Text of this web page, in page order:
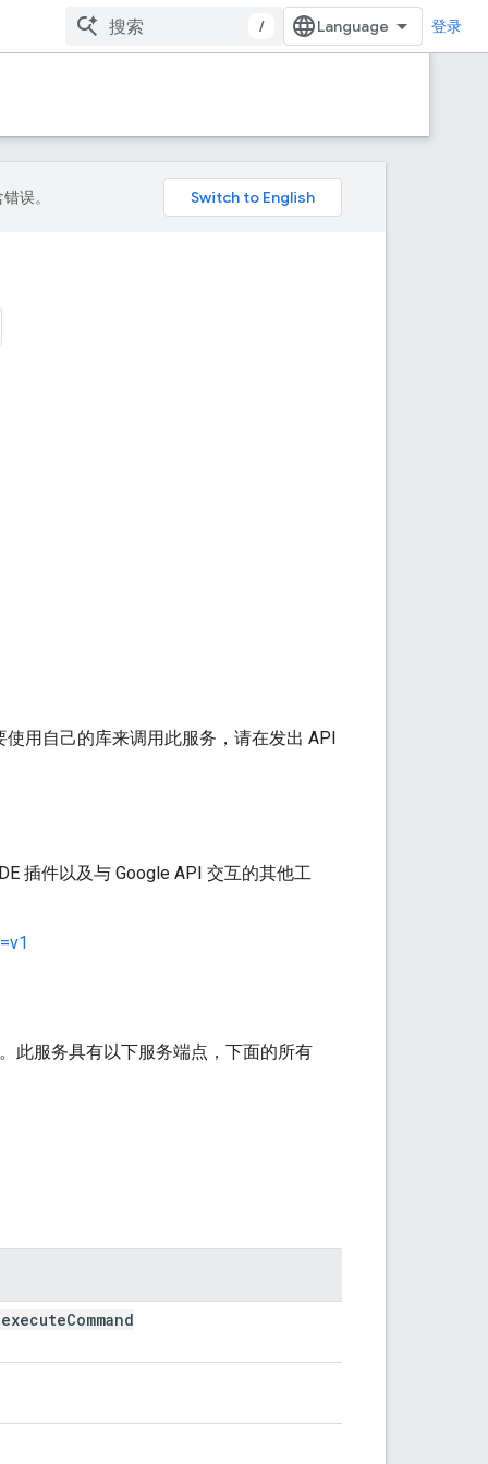
/ 登录
误。
用自己的库来调用此服务，请在发出 API
插件以及与 Google API 交互的其他工
此服务具有以下服务端点，下面的所有
Command